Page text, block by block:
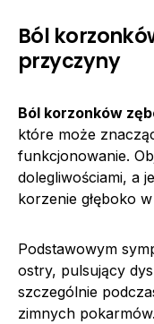
Ból
przyczyny
Ból korzonków
które może
funkcjonowanie.
dolegliwościami, a
korzenie głęboko
Podstawowym
ostry, pulsujący
szczególnie
zimnych